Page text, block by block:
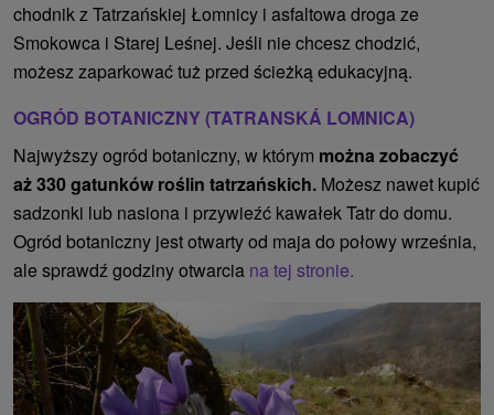
chodnik z Tatrzańskiej Łomnicy i asfaltowa droga ze
Smokowca i Starej Leśnej. Jeśli nie chcesz chodzić,
możesz zaparkować tuż przed ścieżką edukacyjną.
OGRÓD BOTANICZNY (TATRANSKÁ LOMNICA)
Najwyższy ogród botaniczny, w którym można zobaczyć
aż 330 gatunków roślin tatrzańskich. Możesz nawet kupić
sadzonki lub nasiona i przywieźć kawałek Tatr do domu.
Ogród botaniczny jest otwarty od maja do połowy września,
ale sprawdź godziny otwarcia na tej stronie.